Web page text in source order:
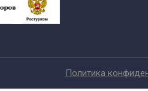
Политика